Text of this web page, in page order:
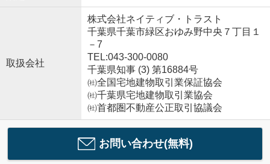
取扱会社
株式会社ネイティブ・トラスト
千葉県千葉市緑区おゆみ野中央７丁目１
－7
TEL:043-300-0080
千葉県知事 (3) 第16884号
㈳全国宅地建物取引業保証協会
㈳千葉県宅地建物取引業協会
㈳首都圏不動産公正取引協議会
お問い合わせ(無料)